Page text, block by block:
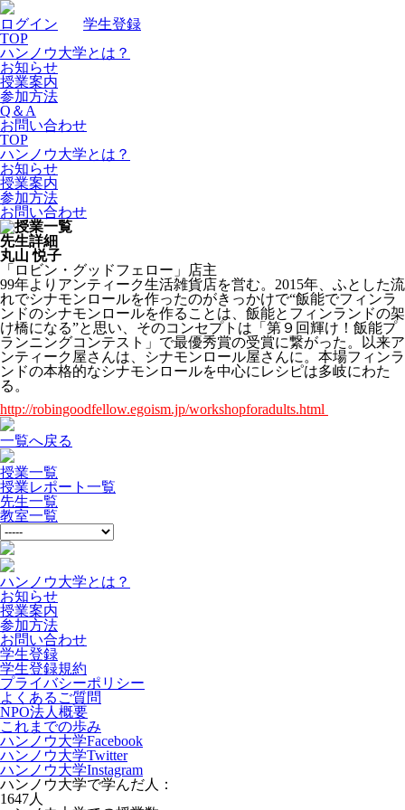
ログイン
学生登録
TOP
ハンノウ大学とは？
お知らせ
授業案内
参加方法
Q＆A
お問い合わせ
TOP
ハンノウ大学とは？
お知らせ
授業案内
参加方法
お問い合わせ
先生詳細
丸山 悦子
「ロビン・グッドフェロー」店主
99年よりアンティーク生活雑貨店を営む。2015年、ふとした流
れでシナモンロールを作ったのがきっかけで“飯能でフィンラ
ンドのシナモンロールを作ることは、飯能とフィンランドの架
け橋になる”と思い、そのコンセプトは「第９回輝け！飯能プ
ランニングコンテスト」で最優秀賞の受賞に繋がった。以来ア
ンティーク屋さんは、シナモンロール屋さんに。本場フィンラ
ンドの本格的なシナモンロールを中心にレシピは多岐にわた
る。
http://robingoodfellow.egoism.jp/workshopforadults.html
一覧へ戻る
授業一覧
授業レポート一覧
先生一覧
教室一覧
ハンノウ大学とは？
お知らせ
授業案内
参加方法
お問い合わせ
学生登録
学生登録規約
プライバシーポリシー
よくあるご質問
NPO法人概要
これまでの歩み
ハンノウ大学Facebook
ハンノウ大学Twitter
ハンノウ大学Instagram
ハンノウ大学で学んだ人：
1647人